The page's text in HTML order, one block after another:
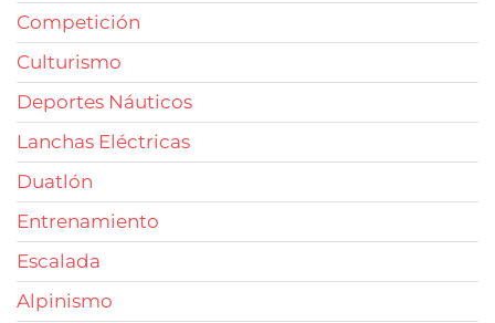
Competición
Culturismo
Deportes Náuticos
Lanchas Eléctricas
Duatlón
Entrenamiento
Escalada
Alpinismo